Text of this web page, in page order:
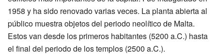
1958 y ha sido renovado varias veces. La planta abierta al
público muestra objetos del periodo neolítico de Malta.
Estos van desde los primeros habitantes (5200 a.C.) hasta
el final del periodo de los templos (2500 a.C.).